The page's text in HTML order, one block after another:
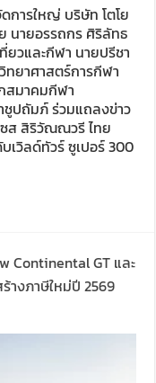
การใหญ่ บริษัท โตโย
นายอรรถกร ศิริลัทธ
ยวและกีฬา นายปรีชา
ทยาศาสตร์การกีฬา
สมาคมกีฬา
ชูปถัมภ์ ร่วมแถลงข่าว
ส สิริวัณณวรี ไทย
เวิลด์ทัวร์ ซูเปอร์ 300
Continental GT และ
างภาษีใหม่ปี 2569